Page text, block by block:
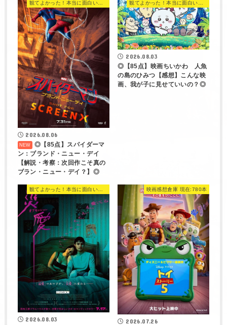
観てよかった！本当に面白い映画 560選
2026.08.06
◎【85点】スパイダーマ
ン：ブランド・ニュー・デイ
【解説・考察：次回作こそ真の
ブラン・ニュー・デイ？】◎
観てよかった！本当に面白い映画 560選
2026.08.03
◎【85点】映画ちいかわ 人魚
の島のひみつ【感想】こんな映
画、我が子に見せていいの？◎
2026.08.03
映画感想倉庫 現在:780本
2026.07.26